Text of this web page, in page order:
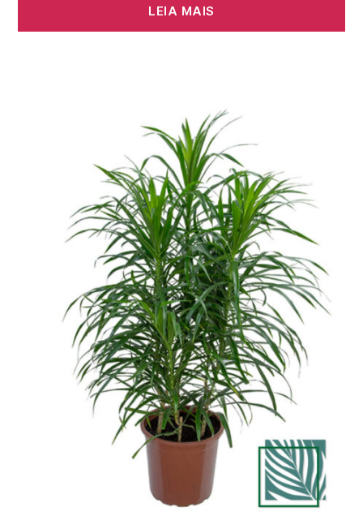
LEIA MAIS